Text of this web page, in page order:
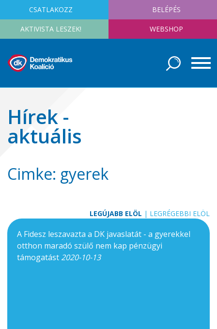
CSATLAKOZZ BELÉPÉS
AKTIVISTA LESZEK! WEBSHOP
Hírek -
aktuális
Cimke: gyerek
LEGÚJABB ELÖL | LEGRÉGEBBI ELÖL
A Fidesz leszavazta a DK javaslatát - a gyerekkel
otthon maradó szülő nem kap pénzügyi
támogatást 2020-10-13